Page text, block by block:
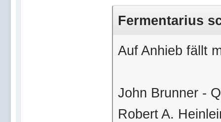
Fermentarius
Auf Anhieb fällt
John Brunner -
Robert A.